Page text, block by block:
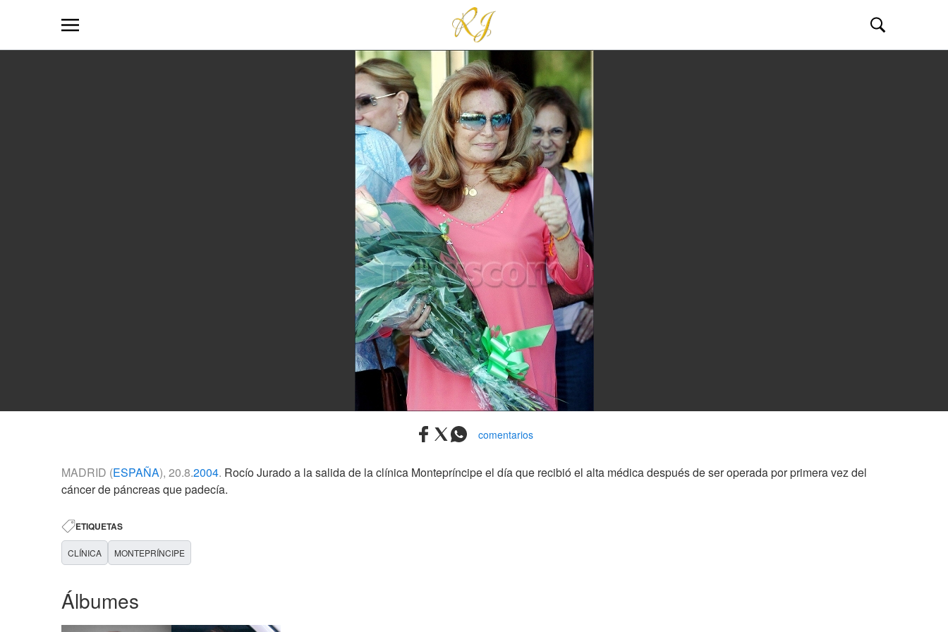
comentarios
MADRID (ESPAÑA), 20.8.2004. Rocío Jurado a la salida de la clínica Montepríncipe el día que recibió el alta médica después de ser operada por primera vez del
cáncer de páncreas que padecía.
ETIQUETAS
CLÍNICA MONTEPRÍNCIPE
Álbumes